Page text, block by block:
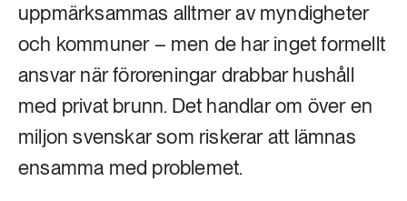
uppmärksammas alltmer av myndigheter
och kommuner – men de har inget formellt
ansvar när föroreningar drabbar hushåll
med privat brunn. Det handlar om över en
miljon svenskar som riskerar att lämnas
ensamma med problemet.